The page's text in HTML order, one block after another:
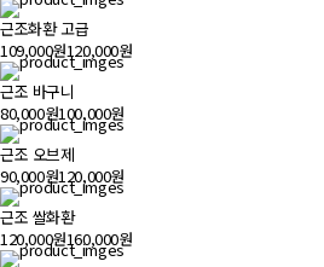
근조화환 고급
109,000원120,000원
근조 바구니
80,000원100,000원
근조 오브제
90,000원120,000원
근조 쌀화환
120,000원160,000원